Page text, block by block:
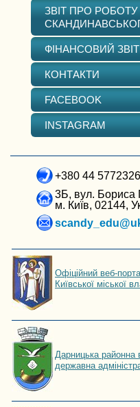
ЗВІТ ПРО РОБОТУ
ФІНАНСОВИЙ ЗВІТ
КОНТАКТИ
FACEBOOK
INSTAGRAM
+380 44 5772326
3Б, вул. Бориса
м. Київ, 02144,
Офіційний веб-
Київської міської
Дарницька районна
державна